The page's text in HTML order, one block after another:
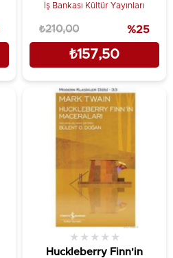
İş Bankası Kültür Yayınları
₺157,50
₺210,00 %25
Huckleberry Finn'in
★ ★ ★ ★ ★